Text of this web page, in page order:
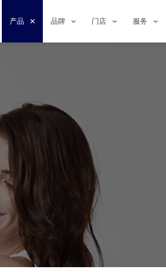
产品 品牌 门店 服务